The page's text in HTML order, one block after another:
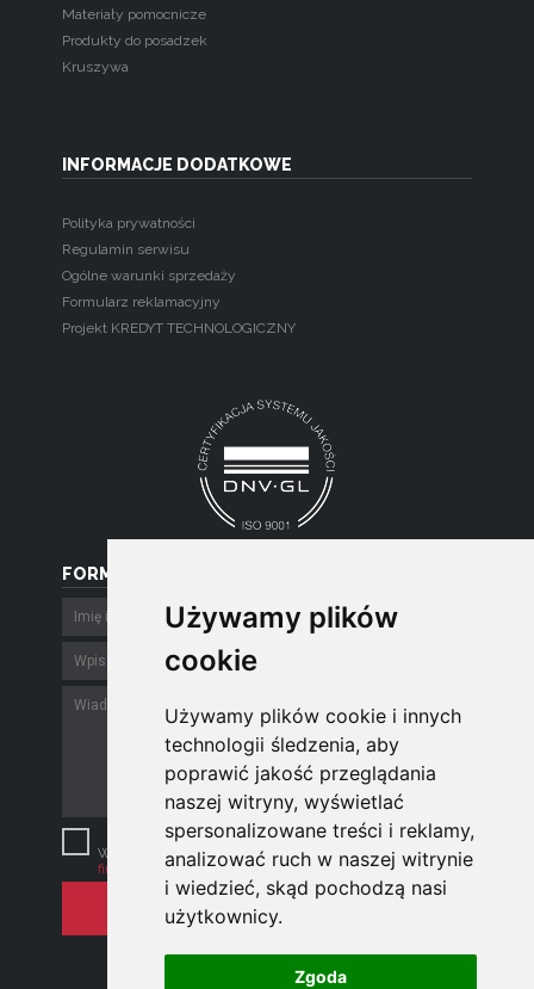
Używamy plików
cookie
Używamy plików cookie i innych
technologii śledzenia, aby
poprawić jakość przeglądania
naszej witryny, wyświetlać
spersonalizowane treści i reklamy,
analizować ruch w naszej witrynie
i wiedzieć, skąd pochodzą nasi
użytkownicy.
Zgoda
Używamy plików
cookie
Używamy plików cookie i innych
technologii śledzenia, aby
poprawić jakość przeglądania
naszej witryny, wyświetlać
spersonalizowane treści i reklamy,
analizować ruch w naszej witrynie
i wiedzieć, skąd pochodzą nasi
użytkownicy.
Zgoda
Materiały pomocnicze
Produkty do posadzek
Kruszywa
INFORMACJE DODATKOWE
Polityka prywatności
Regulamin serwisu
Ogólne warunki sprzedaży
Formularz reklamacyjny
Projekt KREDYT TECHNOLOGICZNY
FORMULARZ
Szanujemy Twoją prywatność.
Wysyłając e-mail zgadzasz się zpolityką
firmy